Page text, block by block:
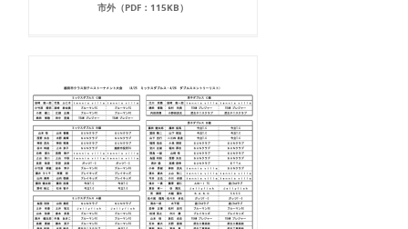
市外（PDF：115KB）